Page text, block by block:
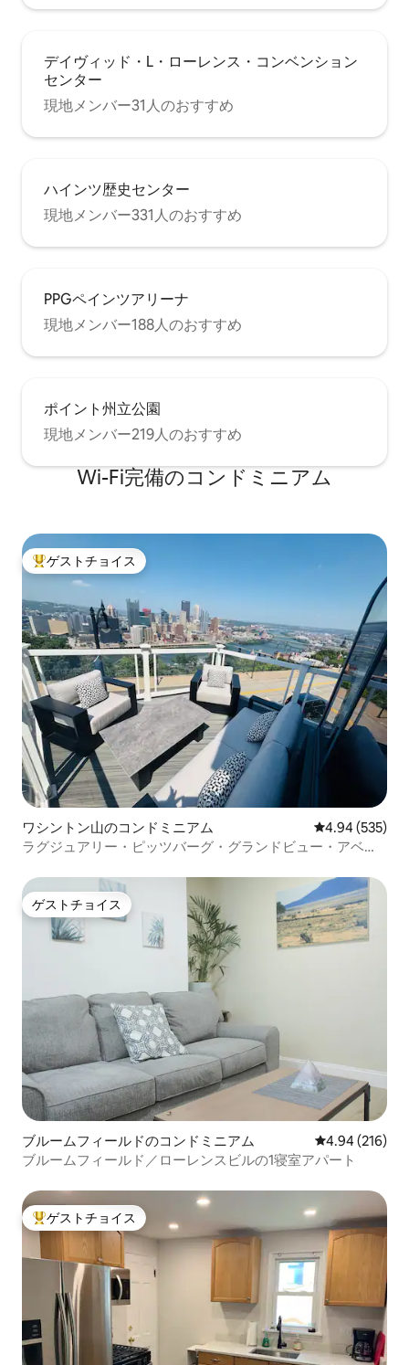
デイヴィッド・L・ローレンス・コンベンション
センター
現地メンバー31人のおすすめ
ハインツ歴史センター
現地メンバー331人のおすすめ
PPGペインツアリーナ
現地メンバー188人のおすすめ
ポイント州立公園
現地メンバー219人のおすすめ
Wi-Fi完備のコンドミニアム
大好評のゲストチョイスです。
ゲストチョイス
ワシントン山のコンドミニアム レビュー535
4.94 (535)
ラグジュアリー・ピッツバーグ・グランドビュー・アベニ
ゲストチョイス
ゲストチョイス
ブルームフィールドのコンドミニアム レビュー216
4.94 (216)
ブルームフィールド／ローレンスビルの1寝室アパート
大好評のゲストチョイスです。
ゲストチョイス